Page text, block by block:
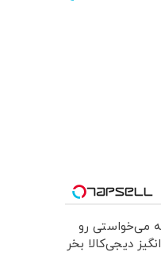
می‌خواستی رو
دیجی‌کالا بخر